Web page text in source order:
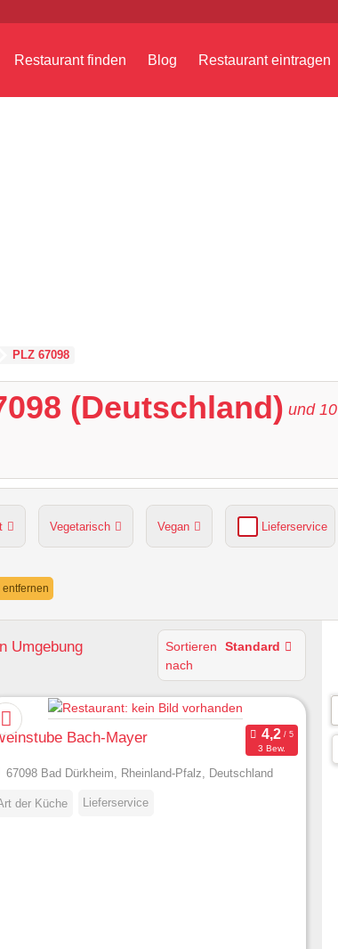
Restaurant finden Blog Restaurant eintragen
PLZ 67098
(Deutschland) und 10
Vegetarisch Vegan Lieferservice
Umgebung
Sortieren
nach
Standard
Bach-Mayer
3 Bew.
67098 Bad Dürkheim, Rheinland-Pfalz, Deutschland
der Küche Lieferservice